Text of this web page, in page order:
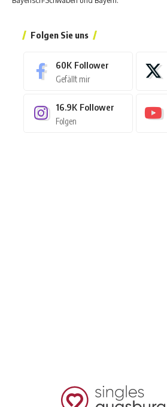
Folgen Sie uns
60K Follower
Gefällt mir
16.9K Follower
Folgen